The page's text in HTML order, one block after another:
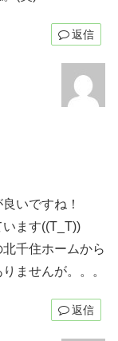
返信
いですね！
ます((T_T))
千住ホームから
ませんが。。。
返信